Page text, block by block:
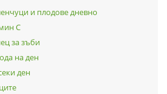
и плодове дневно
С
за зъби
на ден
ден